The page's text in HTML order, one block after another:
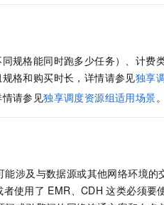
规格能同时跑多少任务）、计费
格和购买时长，详情请参见独享
请参见独享调度资源组适用场景。
涉及与数据源或其他网络环境
使用了 EMR、CDH 这类必须要